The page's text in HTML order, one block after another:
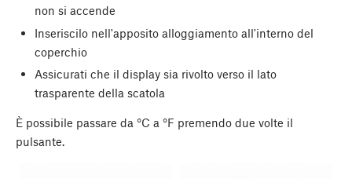
non si accende
Inseriscilo nell'apposito alloggiamento all'interno del
coperchio
Assicurati che il display sia rivolto verso il lato
trasparente della scatola
È possibile passare da °C a °F premendo due volte il
pulsante.